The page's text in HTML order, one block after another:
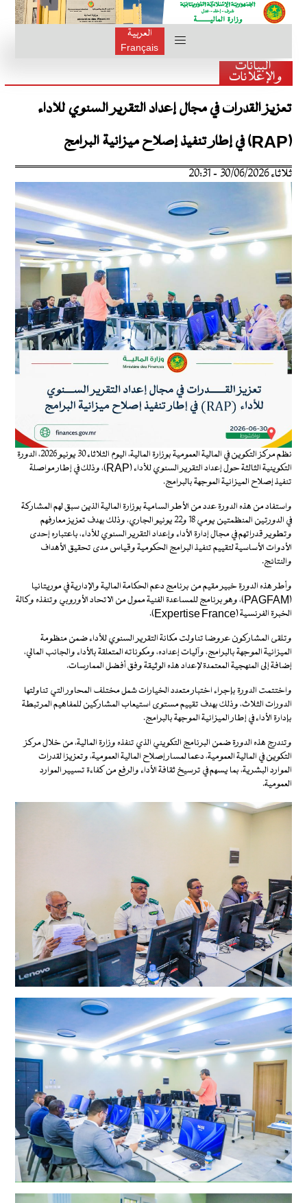
العربية
Français
البيانات
والإعلانات
تعزيز القدرات في مجال إعداد التقرير السنوي للأداء
(RAP) في إطار تنفيذ إصلاح ميزانية البرامج
ثلاثاء 30/06/2026 - 20:31
نظم مركز التكوين في المالية العمومية بوزارة المالية، اليوم الثلاثاء 30 يونيو 2026، الدورة
التكوينية الثالثة حول إعداد التقرير السنوي للأداء (RAP)، وذلك في إطار مواصلة
تنفيذ إصلاح الميزانية الموجهة بالبرامج.
واستفاد من هذه الدورة عدد من الأطر السامية بوزارة المالية الذين سبق لهم المشاركة
في الدورتين المنظمتين يومي 18 و22 يونيو الجاري، وذلك بهدف تعزيز معارفهم
وتطوير قدراتهم في مجال إدارة الأداء وإعداد التقرير السنوي للأداء، باعتباره إحدى
الأدوات الأساسية لتقييم تنفيذ البرامج الحكومية وقياس مدى تحقيق الأهداف
والنتائج.
وأطر هذه الدورة خبير مقيم من برنامج دعم الحكامة المالية والإدارية في موريتانيا
(PAGFAM)، وهو برنامج للمساعدة الفنية ممول من الاتحاد الأوروبي وتنفذه وكالة
الخبرة الفرنسية (Expertise France).
وتلقى المشاركون عروضا تناولت مكانة التقرير السنوي للأداء ضمن منظومة
الميزانية الموجهة بالبرامج، وآليات إعداده، ومكوناته المتعلقة بالأداء والجانب المالي،
إضافة إلى المنهجية المعتمدة لإعداد هذه الوثيقة وفق أفضل الممارسات.
واختتمت الدورة بإجراء اختبار متعدد الخيارات شمل مختلف المحاور التي تناولتها
الدورات الثلاث، وذلك بهدف تقييم مستوى استيعاب المشاركين للمفاهيم المرتبطة
بإدارة الأداء في إطار الميزانية الموجهة بالبرامج.
وتندرج هذه الدورة ضمن البرنامج التكويني الذي تنفذه وزارة المالية، من خلال مركز
التكوين في المالية العمومية، دعما لمسار إصلاح المالية العمومية، وتعزيزا لقدرات
الموارد البشرية، بما يسهم في ترسيخ ثقافة الأداء والرفع من كفاءة تسيير الموارد
العمومية.